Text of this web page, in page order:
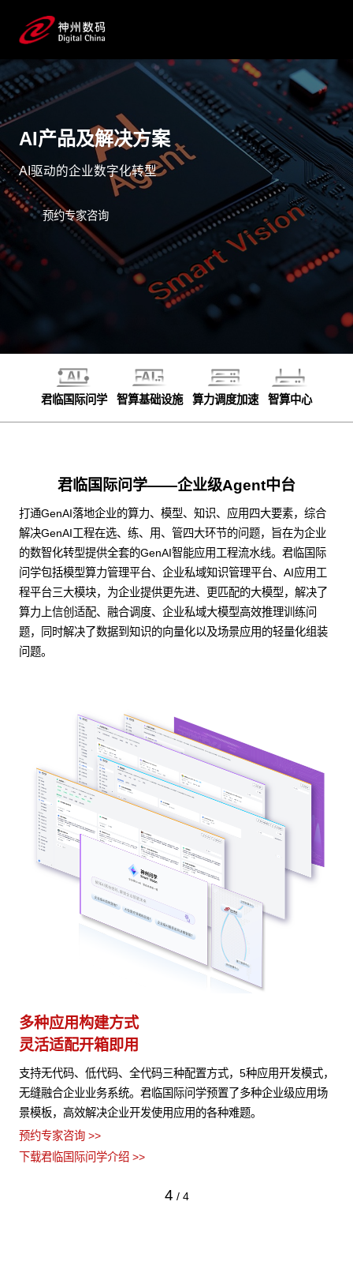
AI产品及解决方案
AI驱动的企业数字化转型
预约专家咨询
君临国际问学 智算基础设施 算力调度加速 智算中心
君临国际问学——企业级Agent中台
打通GenAI落地企业的算力、模型、知识、应用四大要素，综合
解决GenAI工程在选、练、用、管四大环节的问题，旨在为企业
的数智化转型提供全套的GenAI智能应用工程流水线。君临国际
问学包括模型算力管理平台、企业私域知识管理平台、AI应用工
程平台三大模块，为企业提供更先进、更匹配的大模型，解决了
算力上信创适配、融合调度、企业私域大模型高效推理训练问
题，同时解决了数据到知识的向量化以及场景应用的轻量化组装
问题。
多种应用构建方式
灵活适配开箱即用
支持无代码、低代码、全代码三种配置方式，5种应用开发模式，
无缝融合企业业务系统。君临国际问学预置了多种企业级应用场
景模板，高效解决企业开发使用应用的各种难题。
预约专家咨询 >>
下载君临国际问学介绍 >>
4 / 4